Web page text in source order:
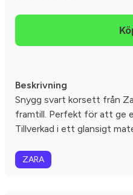
Beskrivning
Snygg svart korsett från
framtill. Perfekt för att ge
Tillverkad i ett glansigt
ZARA